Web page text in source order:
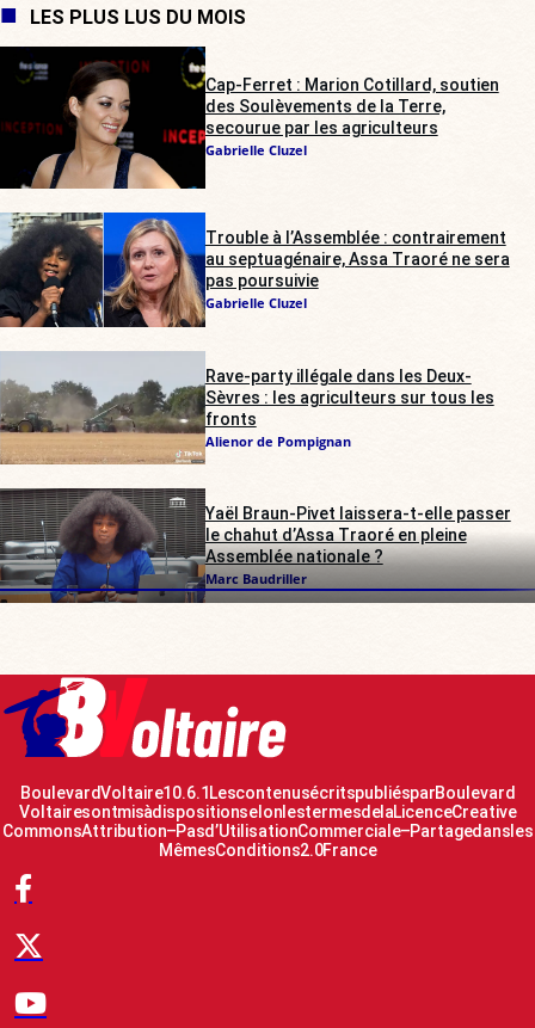
LES PLUS LUS DU MOIS
Cap-Ferret : Marion Cotillard, soutien
des Soulèvements de la Terre,
secourue par les agriculteurs
Gabrielle Cluzel
Trouble à l’Assemblée : contrairement
au septuagénaire, Assa Traoré ne sera
pas poursuivie
Gabrielle Cluzel
Rave-party illégale dans les Deux-
Sèvres : les agriculteurs sur tous les
fronts
Alienor de Pompignan
Yaël Braun-Pivet laissera-t-elle passer
le chahut d’Assa Traoré en pleine
Assemblée nationale ?
Marc Baudriller
Boulevard Voltaire 10.6.1 Les contenus écrits publiés par Boulevard
Voltaire sont mis à disposition selon les termes de la Licence Creative
Commons Attribution – Pas d’Utilisation Commerciale – Partage dans les
Mêmes Conditions 2.0 France